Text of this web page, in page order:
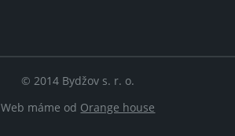
© 2014 Bydžov s. r. o.
Web máme od Orange house